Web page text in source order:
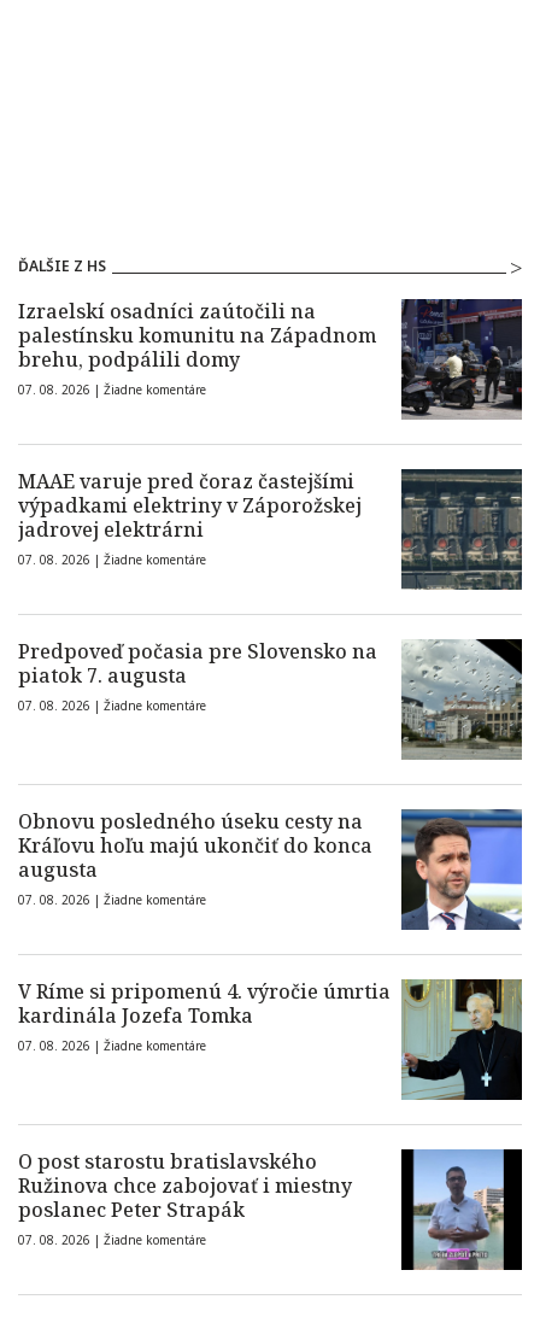
ĎALŠIE Z HS
Izraelskí osadníci zaútočili na
palestínsku komunitu na Západnom
brehu, podpálili domy
07. 08. 2026 | Žiadne komentáre
MAAE varuje pred čoraz častejšími
výpadkami elektriny v Záporožskej
jadrovej elektrárni
07. 08. 2026 | Žiadne komentáre
Predpoveď počasia pre Slovensko na
piatok 7. augusta
07. 08. 2026 | Žiadne komentáre
Obnovu posledného úseku cesty na
Kráľovu hoľu majú ukončiť do konca
augusta
07. 08. 2026 | Žiadne komentáre
V Ríme si pripomenú 4. výročie úmrtia
kardinála Jozefa Tomka
07. 08. 2026 | Žiadne komentáre
O post starostu bratislavského
Ružinova chce zabojovať i miestny
poslanec Peter Strapák
07. 08. 2026 | Žiadne komentáre